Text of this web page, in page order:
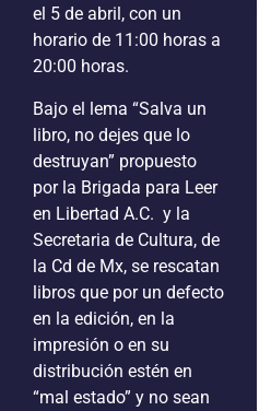
el 5 de abril, con un
horario de 11:00 horas a
20:00 horas.
Bajo el lema “Salva un
libro, no dejes que lo
destruyan” propuesto
por la Brigada para Leer
en Libertad A.C. y la
Secretaria de Cultura, de
la Cd de Mx, se rescatan
libros que por un defecto
en la edición, en la
impresión o en su
distribución estén en
“mal estado” y no sean